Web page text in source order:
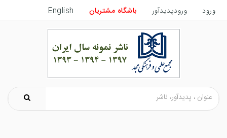
ورود ورودپدیدآور باشگاه مشتریان English